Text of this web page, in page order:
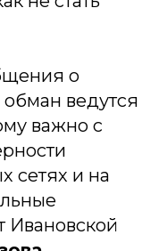
о
ведутся
важно с
сетях и на
Ивановской